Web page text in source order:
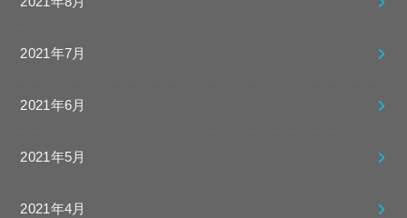
2021年7月
2021年6月
2021年5月
2021年4月